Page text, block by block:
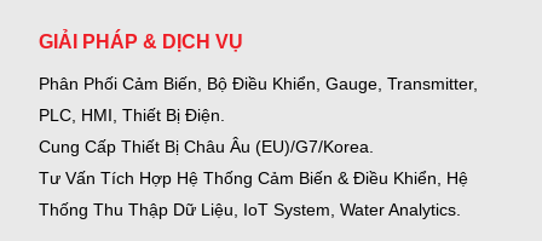
GIẢI PHÁP & DỊCH VỤ
Phân Phối Cảm Biến, Bộ Điều Khiển, Gauge, Transmitter,
PLC, HMI, Thiết Bị Điện.
Cung Cấp Thiết Bị Châu Âu (EU)/G7/Korea.
Tư Vấn Tích Hợp Hệ Thống Cảm Biến & Điều Khiển, Hệ
Thống Thu Thập Dữ Liệu, IoT System, Water Analytics.